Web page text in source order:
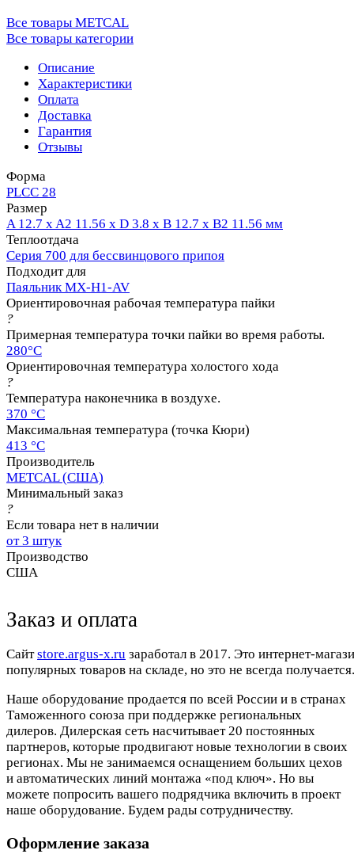
Все товары METCAL
Все товары категории
Описание
Характеристики
Оплата
Доставка
Гарантия
Отзывы
Форма
PLCC 28
Размер
A 12.7 x A2 11.56 x D 3.8 x B 12.7 x B2 11.56 мм
Теплоотдача
Серия 700 для бессвинцового припоя
Подходит для
Паяльник MX-H1-AV
Ориентировочная рабочая температура пайки
?
Примерная температура точки пайки во время работы.
280°C
Ориентировочная температура холостого хода
?
Температура наконечника в воздухе.
370 °C
Максимальная температура (точка Кюри)
413 °C
Производитель
METCAL (США)
Минимальный заказ
?
Если товара нет в наличии
от 3 штук
Производство
США
Заказ и оплата
Cайтstore.argus-x.ru заработал в 2017. Это интернет-
популярных товаров на складе, но это не всегда
Наше оборудование продается по всей России и в странах
Таможенного союза при поддержке региональных
дилеров. Дилерская сеть насчитывает 20 постоянных
партнеров, которые продвигают новые технологии в своих
регионах. Мы не занимаемся оснащением больших цехов
и автоматических линий монтажа «под ключ». Но вы
можете попросить вашего подрядчика включить в проект
наше оборудование. Будем рады сотрудничеству.
Оформление заказа